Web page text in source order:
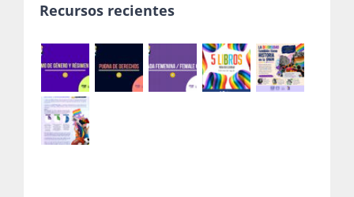
Recursos recientes